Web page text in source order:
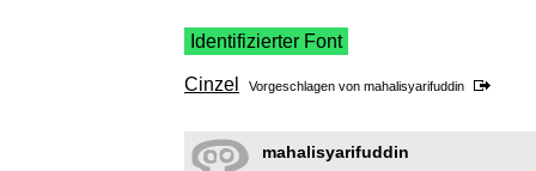
Identifizierter Font
Cinzel Vorgeschlagen von mahalisyarifuddin
mahalisyarifuddin